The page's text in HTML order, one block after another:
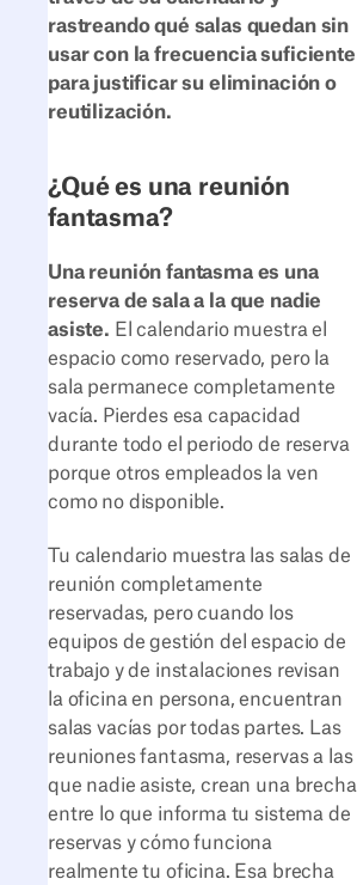
rastreando qué salas quedan sin
usar con la frecuencia suficiente
para justificar su eliminación o
reutilización.
¿Qué es una reunión
fantasma?
Una reunión fantasma es una
reserva de sala a la que nadie
asiste. El calendario muestra el
espacio como reservado, pero la
sala permanece completamente
vacía. Pierdes esa capacidad
durante todo el periodo de reserva
porque otros empleados la ven
como no disponible.
Tu calendario muestra las salas de
reunión completamente
reservadas, pero cuando los
equipos de gestión del espacio de
trabajo y de instalaciones revisan
la oficina en persona, encuentran
salas vacías por todas partes. Las
reuniones fantasma, reservas a las
que nadie asiste, crean una brecha
entre lo que informa tu sistema de
reservas y cómo funciona
realmente tu oficina. Esa brecha